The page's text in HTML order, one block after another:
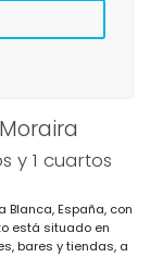
y 1 cuartos
España, con
está situado en
bares y tiendas, a